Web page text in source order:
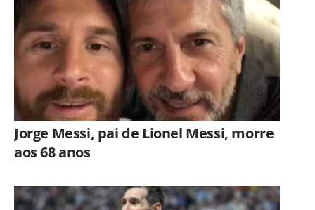
Jorge Messi, pai de Lionel Messi, morre
aos 68 anos